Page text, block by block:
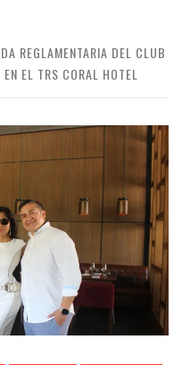
REGLAMENTARIA DEL CLUB
EL TRS CORAL HOTEL